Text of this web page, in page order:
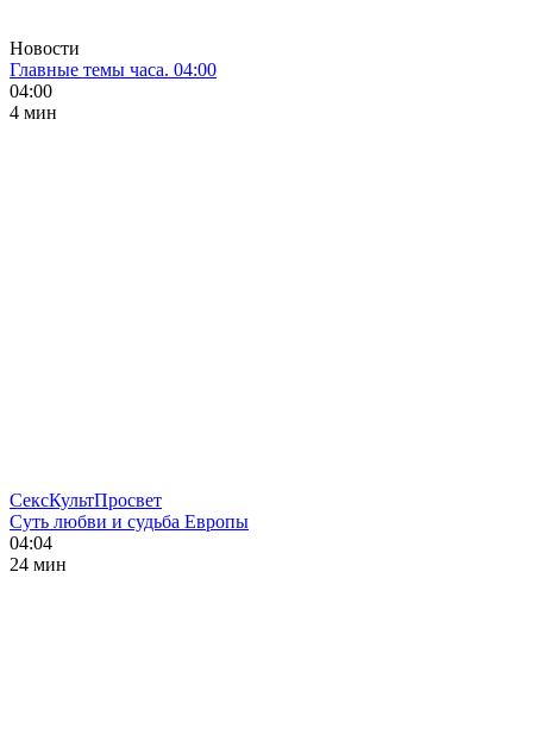
Новости
Главные темы часа. 04:00
04:00
4 мин
СексКультПросвет
Суть любви и судьба Европы
04:04
24 мин